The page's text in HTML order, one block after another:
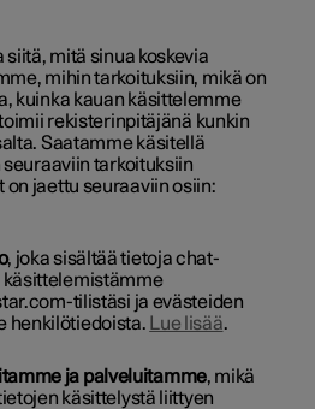
siitä, mitä sinua koskevia
mihin tarkoituksiin, mikä on
kuinka kauan käsittelemme
rekisterinpitäjänä kunkin
Saatamme käsitellä
tarkoituksiin
jaettu seuraaviin osiin:
, joka sisältää tietoja chat-
tilistäsi ja evästeiden
henkilötiedoista. Lue lisää.
ja palveluitamme, mikä
käsittelystä liittyen